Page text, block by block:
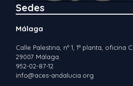
Sedes
Málaga
Calle Palestina, nº 1, 1ª planta, oficina C.
29007 Málaga.
952-02-87-12
info@aces-andalucia.org